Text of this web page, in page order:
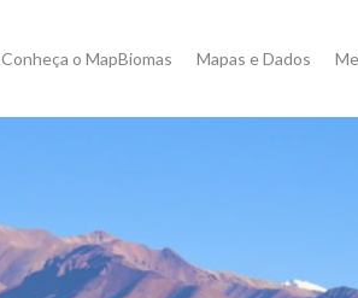
Conheça o MapBiomas Mapas e Dados